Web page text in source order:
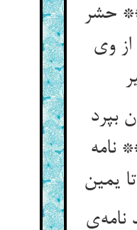
حشر
از وی
بپرد
نامه‌ی